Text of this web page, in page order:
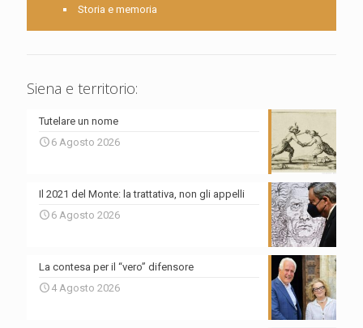
Storia e memoria
Siena e territorio:
Tutelare un nome
6 Agosto 2026
Il 2021 del Monte: la trattativa, non gli appelli
6 Agosto 2026
La contesa per il “vero” difensore
4 Agosto 2026